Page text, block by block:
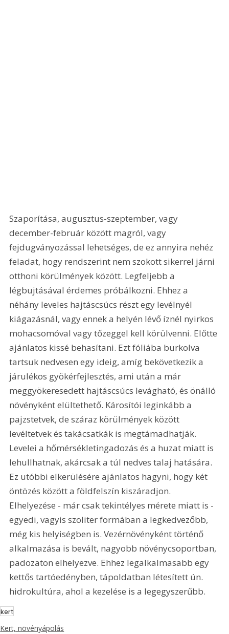
Szaporítása, augusztus-szeptember, vagy
december-február között magról, vagy
fejdugványozással lehetséges, de ez annyira nehéz
feladat, hogy rendszerint nem szokott sikerrel járni
otthoni körülmények között. Legfeljebb a
légbujtásával érdemes próbálkozni. Ehhez a
néhány leveles hajtáscsúcs részt egy levélnyél
kiágazásnál, vagy ennek a helyén lévő íznél nyirkos
mohacsomóval vagy tőzeggel kell körülvenni. Előtte
ajánlatos kissé behasítani. Ezt fóliába burkolva
tartsuk nedvesen egy ideig, amíg bekövetkezik a
járulékos gyökérfejlesztés, ami után a már
meggyökeresedett hajtáscsúcs levágható, és önálló
növényként elültethető. Károsítói leginkább a
pajzstetvek, de száraz körülmények között
levéltetvek és takácsatkák is megtámadhatják.
Levelei a hőmérsékletingadozás és a huzat miatt is
lehullhatnak, akárcsak a túl nedves talaj hatására.
Ez utóbbi elkerülésére ajánlatos hagyni, hogy két
öntözés között a földfelszín kiszáradjon.
Elhelyezése - már csak tekintélyes mérete miatt is -
egyedi, vagyis szoliter formában a legkedvezőbb,
még kis helyiségben is. Vezérnövényként történő
alkalmazása is bevált, nagyobb növénycsoportban,
padozaton elhelyezve. Ehhez legalkalmasabb egy
kettős tartóedényben, tápoldatban létesített ún.
hidrokultúra, ahol a kezelése is a legegyszerűbb.
kert
Kert, növényápolás